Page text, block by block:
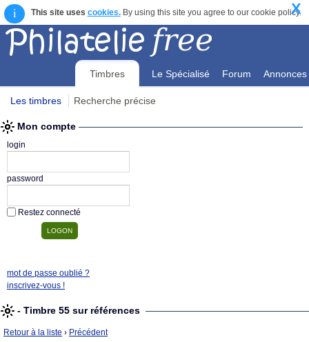
i This site uses cookies.By using this site you agree to our cookie policy.
X
Timbres Le Spécialisé Forum Annonces
Les timbres Recherche précise
Mon compte
login
password
Restez connecté
mot de passe oublié ?
inscrivez-vous !
- Timbre 55 sur références
Retour à la liste › Précédent